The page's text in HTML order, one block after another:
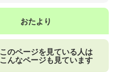
おたより
このページを見ている人は
こんなページも見ています